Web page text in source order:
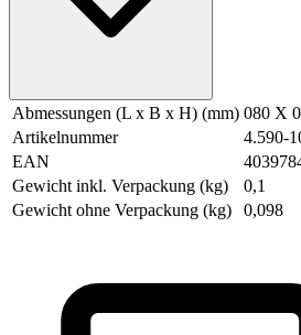
Abmessungen (L x B x H) (mm) 080 X
Artikelnummer
4.590-
EAN
Gewicht inkl. Verpackung (kg)
0,1
Gewicht ohne Verpackung (kg)
0,098